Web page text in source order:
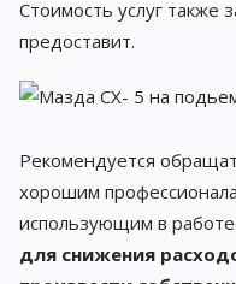
Стоимость услуг также
предоставит.
Рекомендуется
хорошим
использующим в
для снижения